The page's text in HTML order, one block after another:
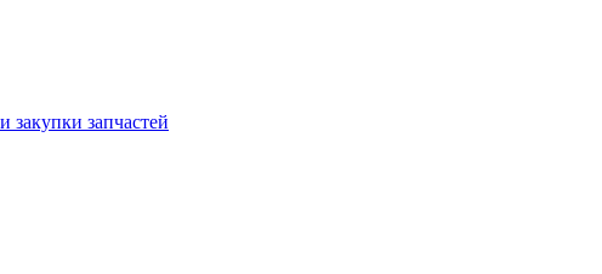
запчастей